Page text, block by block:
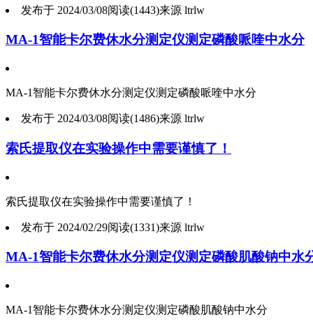
1
2
发布于 2024/03/08阅读(1443)来源 ltrlw
MA-1智能卡尔费休水分测定仪测定磷酸哌喹中水分
MA-1智能卡尔费休水分测定仪测定磷酸哌喹中水分
发布于 2024/03/08阅读(1486)来源 ltrlw
索氏提取仪在实验操作中需要谨慎了！
索氏提取仪在实验操作中需要谨慎了！
发布于 2024/02/29阅读(1331)来源 ltrlw
MA-1智能卡尔费休水分测定仪测定磷酸肌酸钠中水
MA-1智能卡尔费休水分测定仪测定磷酸肌酸钠中水分